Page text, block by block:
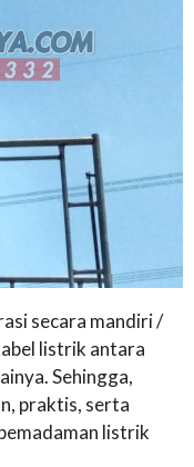
secara mandiri /
listrik antara
Sehingga,
praktis, serta
listrik